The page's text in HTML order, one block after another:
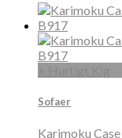
Sofaer
Karimoku